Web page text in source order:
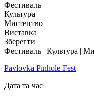
Фестиваль
Культура
Мистецтво
Виставка
Зберегти
Фестиваль | Культура |
Pavlovka Pinhole Fest
Дата та час